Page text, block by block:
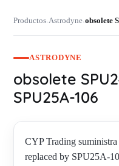
Productos›Astrodyne›obsolete
ASTRODYNE
obsolete
SPU25A-106
CYP Trading
replaced by SPU25A-